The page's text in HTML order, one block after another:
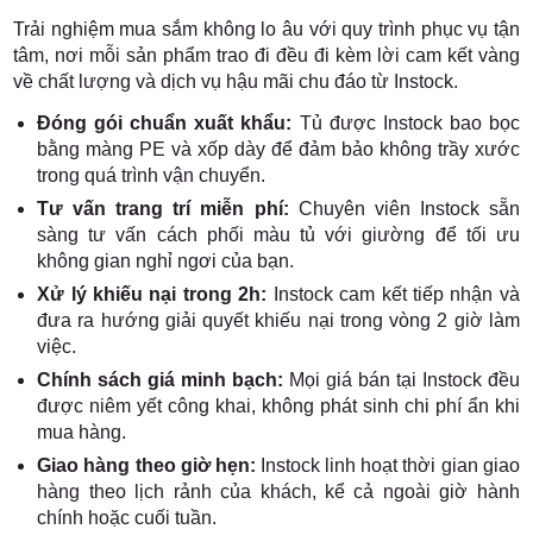
Trải nghiệm mua sắm không lo âu với quy trình phục vụ tận
tâm, nơi mỗi sản phẩm trao đi đều đi kèm lời cam kết vàng
về chất lượng và dịch vụ hậu mãi chu đáo từ Instock.
Đóng gói chuẩn xuất khẩu: Tủ được Instock bao bọc
bằng màng PE và xốp dày để đảm bảo không trầy xước
trong quá trình vận chuyển.
Tư vấn trang trí miễn phí: Chuyên viên Instock sẵn
sàng tư vấn cách phối màu tủ với giường để tối ưu
không gian nghỉ ngơi của bạn.
Xử lý khiếu nại trong 2h: Instock cam kết tiếp nhận và
đưa ra hướng giải quyết khiếu nại trong vòng 2 giờ làm
việc.
Chính sách giá minh bạch: Mọi giá bán tại Instock đều
được niêm yết công khai, không phát sinh chi phí ẩn khi
mua hàng.
Giao hàng theo giờ hẹn: Instock linh hoạt thời gian giao
hàng theo lịch rảnh của khách, kể cả ngoài giờ hành
chính hoặc cuối tuần.